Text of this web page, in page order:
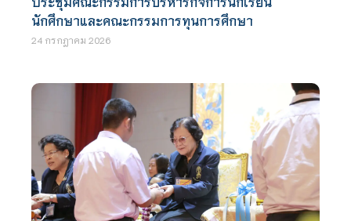
นักศึกษาและคณะกรรมการทุนการศึกษา
24 กรกฎาคม 2026